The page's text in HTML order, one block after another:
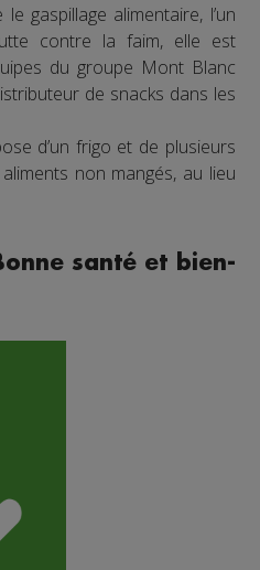
gaspillage alimentaire, l’un
contre la faim, elle est
du groupe Mont Blanc
de snacks dans les
d’un frigo et de plusieurs
non mangés, au lieu
santé et bien-